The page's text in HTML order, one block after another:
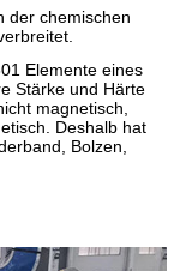
der chemischen
Elemente eines
Stärke und Härte
magnetisch,
Deshalb hat
Bolzen,